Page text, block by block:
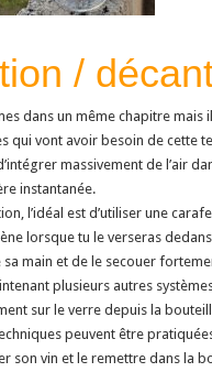
/
dans un même chapitre
qui vont avoir besoin de cette
massivement de l’air
instantanée.
l’idéal est d’utiliser une
lorsque tu le verseras
sa main et de le secouer
plusieurs autres
sur le verre depuis la
peuvent être
son vin et le remettre dans la